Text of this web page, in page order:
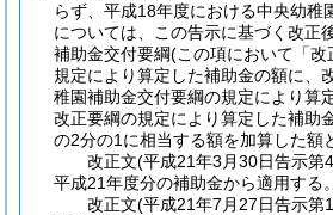
らず、平成18年度における中央幼稚
については、この告示に基づく改正
補助金交付要綱(この項において「改
規定により算定した補助金の額に、
稚園補助金交付要綱の規定により算
改正要綱の規定により算定した補助
の2分の1に相当する額を加算した額
改正文(平成21年3月30日告示第
平成21年度分の補助金から適用する。
改正文(平成21年7月27日告示第